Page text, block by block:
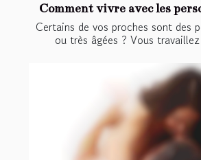
Comment vivre avec les
Certains de vos proches sont des
ou très âgées ? Vous